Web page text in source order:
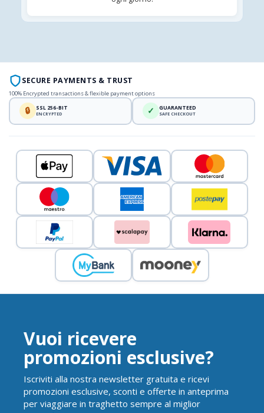
SECURE PAYMENTS & TRUST
100% Encrypted transactions & flexible payment options
🔒 SSL 256-BIT
ENCRYPTED ✓ GUARANTEED
SAFE CHECKOUT
Vuoi ricevere
promozioni esclusive?
Iscriviti alla nostra newsletter gratuita e ricevi
promozioni esclusive, sconti e offerte in anteprima
per viaggiare in traghetto sempre al miglior